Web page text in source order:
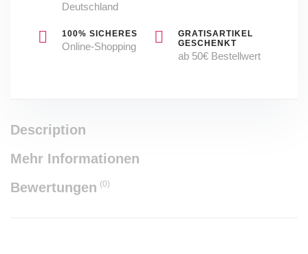
Deutschland
100% SICHERES
Online-Shopping
GRATISARTIKEL
GESCHENKT
ab 50€ Bestellwert
Description
Mehr Informationen
Bewertungen(0)